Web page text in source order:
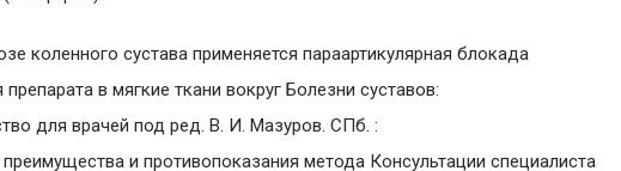
коленного сустава применяется параартикулярная блокада
в мягкие ткани вокруг Болезни суставов:
для врачей под ред. В. И. Мазуров. СПб. :
и противопоказания метода Консультации специалиста